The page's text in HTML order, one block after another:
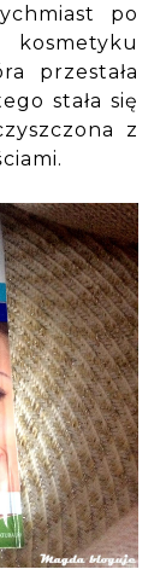
po
przestała
stała się
z